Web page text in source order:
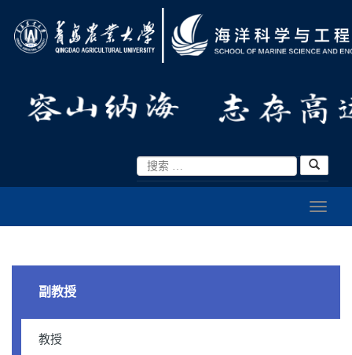
副教授
教授